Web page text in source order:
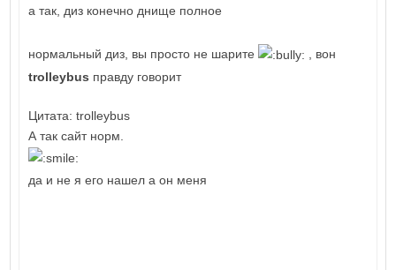
а так, диз конечно днище полное
нормальный диз, вы просто не шарите
, вон
trolleybus правду говорит
Цитата: trolleybus
А так сайт норм.
да и не я его нашел а он меня